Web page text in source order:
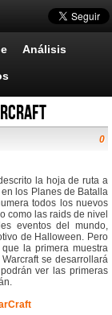
Análisis
0
la hoja de ruta a
los Planes de Batalla
todos los nuevos
como las raids de nivel
eventos del mundo,
de Halloween. Pero
la primera muestra
se desarrollará
ver las primeras